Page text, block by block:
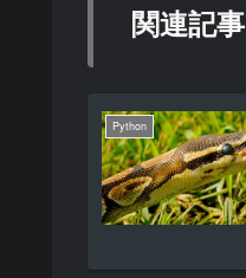
関連記事
Python